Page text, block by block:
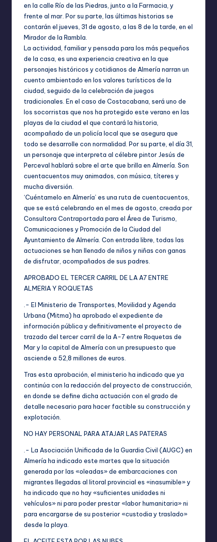
en la calle Río de las Piedras, junto a la Farmacia, y
frente al mar. Por su parte, las últimas historias se
contarán el jueves, 31 de agosto, a las 8 de la tarde, en el
Mirador de la Rambla.
La actividad, familiar y pensada para los más pequeños
de la casa, es una experiencia creativa en la que
personajes históricos y cotidianos de Almería narran un
cuento ambientado en los valores turísticos de la
ciudad, seguido de la celebración de juegos
tradicionales. En el caso de Costacabana, será uno de
los socorristas que nos ha protegido este verano en las
playas de la ciudad el que contará la historia,
acompañado de un policía local que se asegura que
todo se desarrolle con normalidad. Por su parte, el día 31,
un personaje que interpreta al célebre pintor Jesús de
Perceval hablará sobre el arte que brilla en Almería. Son
cuentacuentos muy animados, con música, títeres y
mucha diversión.
‘Cuéntamelo en Almería’ es una ruta de cuentacuentos,
que se está celebrando en el mes de agosto, creada por
Consultora Contraportada para el Área de Turismo,
Comunicaciones y Promoción de la Ciudad del
Ayuntamiento de Almería. Con entrada libre, todas las
actuaciones se han llenado de niños y niñas con ganas
de disfrutar, acompañados de sus padres.
APROBADO EL TERCER CARRIL DE LA A7 ENTRE
ALMERIA Y ROQUETAS
.- El Ministerio de Transportes, Movilidad y Agenda
Urbana (Mitma) ha aprobado el expediente de
información pública y definitivamente el proyecto de
trazado del tercer carril de la A-7 entre Roquetas de
Mar y la capital de Almería con un presupuesto que
asciende a 52,8 millones de euros.
Tras esta aprobación, el ministerio ha indicado que ya
continúa con la redacción del proyecto de construcción,
en donde se define dicha actuación con el grado de
detalle necesario para hacer factible su construcción y
explotación.
NO HAY PERSONAL PARA ATAJAR LAS PATERAS
.- La Asociación Unificada de la Guardia Civil (AUGC) en
Almería ha indicado este martes que la situación
generada por las «oleadas» de embarcaciones con
migrantes llegadas al litoral provincial es «inasumible» y
ha indicado que no hay «suficientes unidades ni
vehículos» ni para poder prestar «labor humanitaria» ni
para encargarse de su posterior «custodia y traslado»
desde la playa.